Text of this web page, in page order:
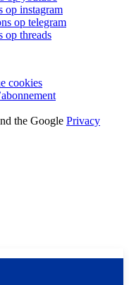
op instagram
op telegram
op threads
cookies
the Google Privacy